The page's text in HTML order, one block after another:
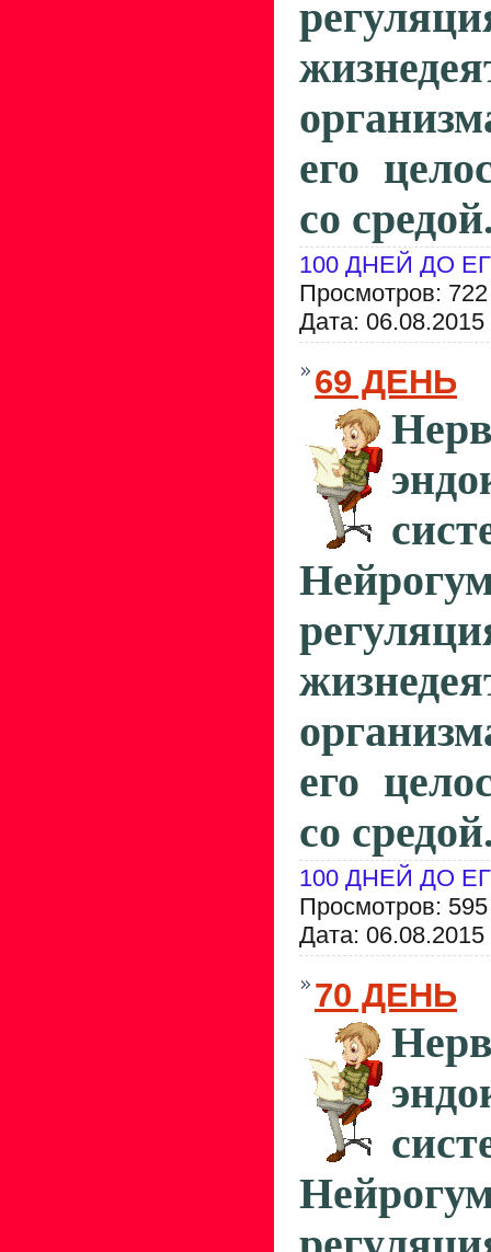
его
со
100 ДНЕЙ ДО
Просмотров:
Дата: 06.08.2015
69 ДЕНЬ
его
со
100 ДНЕЙ ДО
Просмотров:
Дата: 06.08.2015
70 ДЕНЬ